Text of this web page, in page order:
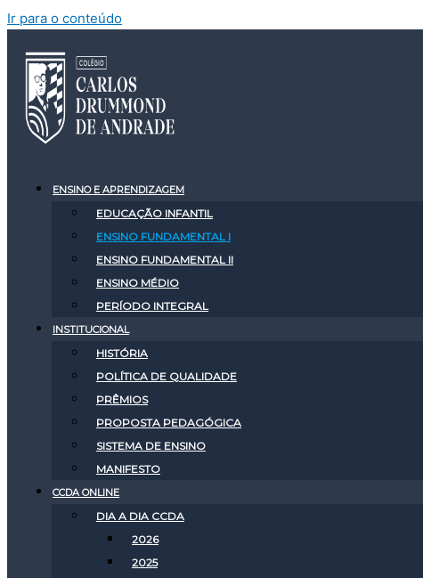
Ir para o conteúdo
ENSINO E APRENDIZAGEM
EDUCAÇÃO INFANTIL
ENSINO FUNDAMENTAL I
ENSINO FUNDAMENTAL II
ENSINO MÉDIO
PERÍODO INTEGRAL
INSTITUCIONAL
HISTÓRIA
POLÍTICA DE QUALIDADE
PRÊMIOS
PROPOSTA PEDAGÓGICA
SISTEMA DE ENSINO
MANIFESTO
CCDA ONLINE
DIA A DIA CCDA
2026
2025